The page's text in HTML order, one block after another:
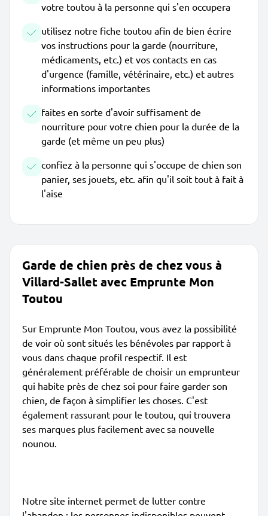
votre toutou à la personne qui s'en occupera
utilisez notre fiche toutou afin de bien écrire
vos instructions pour la garde (nourriture,
médicaments, etc.) et vos contacts en cas
d'urgence (famille, vétérinaire, etc.) et autres
informations importantes
faites en sorte d'avoir suffisament de
nourriture pour votre chien pour la durée de la
garde (et même un peu plus)
confiez à la personne qui s'occupe de chien son
panier, ses jouets, etc. afin qu'il soit tout à fait à
l'aise
Garde de chien près de chez vous à
Villard-Sallet avec Emprunte Mon
Toutou
Sur Emprunte Mon Toutou, vous avez la possibilité
de voir où sont situés les bénévoles par rapport à
vous dans chaque profil respectif. Il est
généralement préférable de choisir un emprunteur
qui habite près de chez soi pour faire garder son
chien, de façon à simplifier les choses. C'est
également rassurant pour le toutou, qui trouvera
ses marques plus facilement avec sa nouvelle
nounou.
Notre site internet permet de lutter contre